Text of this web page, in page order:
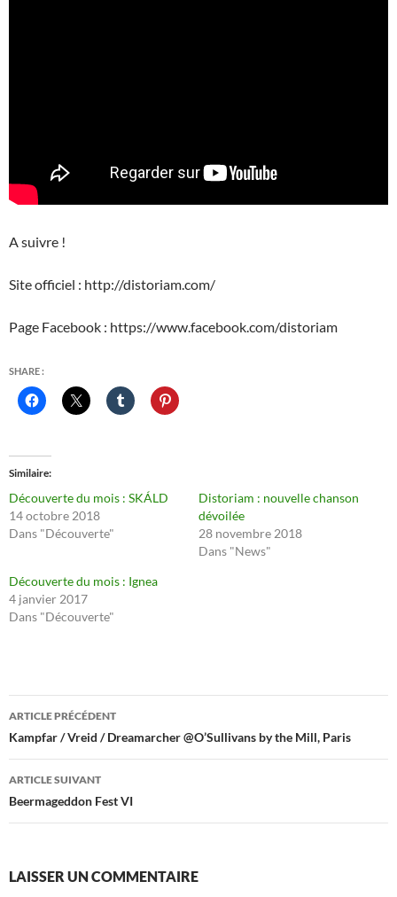
A suivre !
Site officiel : http://distoriam.com/
Page Facebook : https://www.facebook.com/distoriam
SHARE :
Similaire
Découverte du mois : SKÁLD
14 octobre 2018
Dans "Découverte"
Distoriam : nouvelle chanson
dévoilée
28 novembre 2018
Dans "News"
Découverte du mois : Ignea
4 janvier 2017
Dans "Découverte"
Navigation
des
articles
ARTICLE PRÉCÉDENT
Kampfar / Vreid / Dreamarcher @O’Sullivans by the Mill, Paris
ARTICLE SUIVANT
Beermageddon Fest VI
LAISSER UN COMMENTAIRE